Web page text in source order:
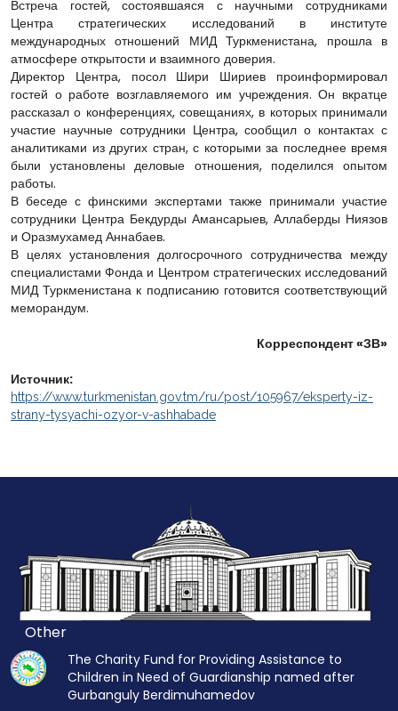
Встреча гостей, состоявшаяся с научными сотрудниками
Центра стратегических исследований в институте
международных отношений МИД Туркменистана, прошла в
атмосфере открытости и взаимного доверия.
Директор Центра, посол Шири Шириев проинформировал
гостей о работе возглавляемого им учреждения. Он вкратце
рассказал о конференциях, совещаниях, в которых принимали
участие научные сотрудники Центра, сообщил о контактах с
аналитиками из других стран, с которыми за последнее время
были установлены деловые отношения, поделился опытом
работы.
В беседе с финскими экспертами также принимали участие
сотрудники Центра Бекдурды Амансарыев, Аллаберды Ниязов
и Оразмухамед Аннабаев.
В целях установления долгосрочного сотрудничества между
специалистами Фонда и Центром стратегических исследований
МИД Туркменистана к подписанию готовится соответствующий
меморандум.
Корреспондент «ЗВ»
Источник:
https://www.turkmenistan.gov.tm/ru/post/105967/eksperty-iz-
strany-tysyachi-ozyor-v-ashhabade
Other
The Charity Fund for Providing Assistance to
Children in Need of Guardianship named after
Gurbanguly Berdimuhamedov